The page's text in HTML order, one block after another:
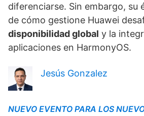
diferenciarse. Sin embargo, su
de cómo gestione Huawei
disponibilidad global y la
aplicaciones en HarmonyOS.
Jesús Gonzalez
NUEVO EVENTO PARA LOS